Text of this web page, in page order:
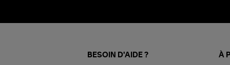
BESOIN D'AIDE ? À